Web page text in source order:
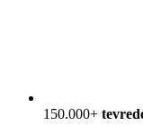
150.000+